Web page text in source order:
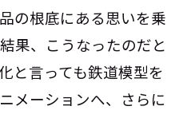
の根底にある思いを乗
果、こうなったのだと
と言っても鉄道模型を
メーションへ、さらに